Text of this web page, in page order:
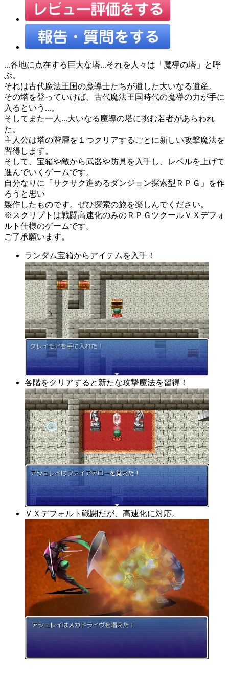
...各地に点在する巨大な塔...それを人々は「魔導の塔」と呼
ぶ。
それは古代魔法王国の魔導士たちが遺した大いなる遺産。
その塔を登っていけば、古代魔法王国時代の魔導の力が手に
入るという...。
そしてまた一人...大いなる魔導の塔に挑む若者があらわれ
た。
主人公は塔の階層を１つクリアするごとに新しい攻撃魔法を
習得します。
そして、宝箱や敵から武器や防具を入手し、レベルを上げて
進んでいくゲームです。
自分なりに「サクサク進めるダンジョン探索型ＲＰＧ」を作
ろうと思い
製作したものです。ぜひ探索の旅を楽しんでください。
※スクリプトは戦闘高速化のみのＲＰＧツクールＶＸデフォ
ルト仕様のゲームです。
ご了承願います。
ランダム宝箱からアイテムを入手！
各階をクリアすると新たな攻撃魔法を習得！
ＶＸデフォルト戦闘だが、高速化に対応。